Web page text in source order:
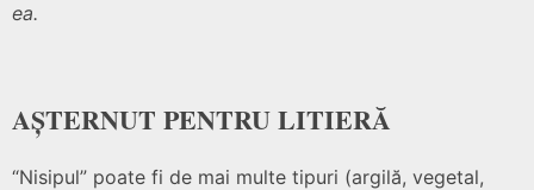
ea.
AȘTERNUT PENTRU LITIERĂ
“Nisipul” poate fi de mai multe tipuri (argilă, vegetal,